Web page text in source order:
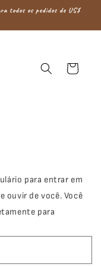
todos os pedidos de US$
Carrinho
para entrar em
ouvir de você. Você
para